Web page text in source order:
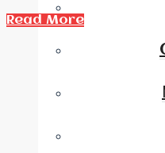
Read More